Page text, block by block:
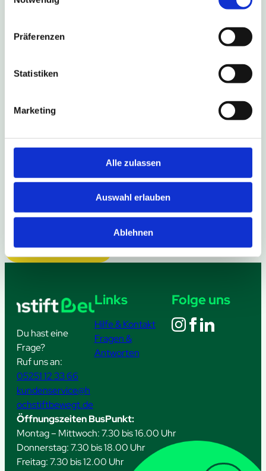
Präferenzen
Statistiken
Marketing
Alle zulassen
Auswahl erlauben
Ablehnen
B1-Sperrung führt zu Umleitung
Aufgrund einer Fahrbahn-Sanierung ist die B1 in
Fahrtrichtung Salzkotten vom 6. August bis zum
16. Oktober 2026 gesperrt. Die Linien S90, 490,
eine Umleitungsstrecke.
Weitere Infos
Weitere Meldungen
Du hast eine
Frage?
Ruf uns an:
05251 12 33 66
kundenservice@h
ochstiftbewegt.de
Links
Hilfe & Kontakt
Fragen &
Antworten
Folge uns
Öffnungszeiten BusPunkt:
Montag – Mittwoch: 7.30 bis 16.00 Uhr
Donnerstag: 7.30 bis 18.00 Uhr
Freitag: 7.30 bis 12.00 Uhr